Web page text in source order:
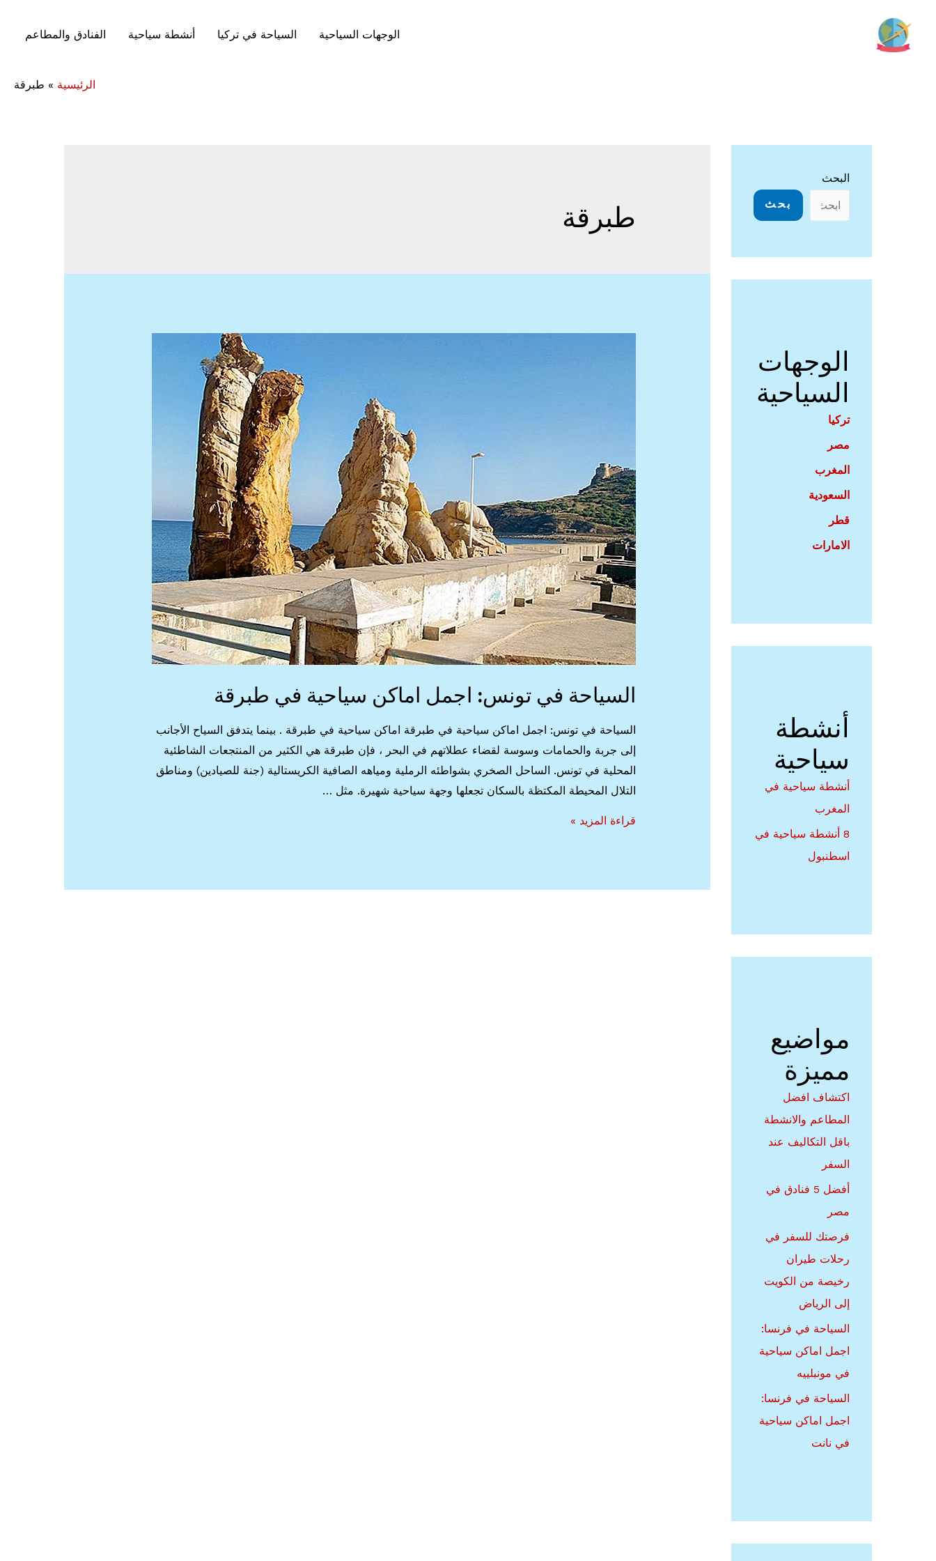
المحتوى
الوجهات السياحية السياحة في تركيا أنشطة سياحية الفنادق والمطاعم
الرئيسية » طبرقة
البحث
بحث
الوجهات
السياحية
تركيا
مصر
المغرب
السعودية
قطر
الامارات
أنشطة
سياحية
أنشطة سياحية في
المغرب
8 أنشطة سياحية في
اسطنبول
مواضيع
مميزة
اكتشاف افضل
المطاعم والانشطة
باقل التكاليف عند
السفر
أفضل 5 فنادق في
مصر
فرصتك للسفر في
رحلات طيران
رخيصة من الكويت
إلى الرياض
السياحة في فرنسا:
اجمل اماكن سياحية
في مونبلييه
السياحة في فرنسا:
اجمل اماكن سياحية
في نانت
طبرقة
السياحة في تونس: اجمل اماكن سياحية في طبرقة
السياحة في تونس: اجمل اماكن سياحية في طبرقة اماكن سياحية في طبرقة . بينما يتدفق السياح الأجانب
إلى جربة والحمامات وسوسة لقضاء عطلاتهم في البحر ، فإن طبرقة هي الكثير من المنتجعات الشاطئية
المحلية في تونس. الساحل الصخري بشواطئه الرملية ومياهه الصافية الكريستالية (جنة للصيادين) ومناطق
التلال المحيطة المكتظة بالسكان تجعلها وجهة سياحية شهيرة. مثل …
السياحة
قراءة المزيد »